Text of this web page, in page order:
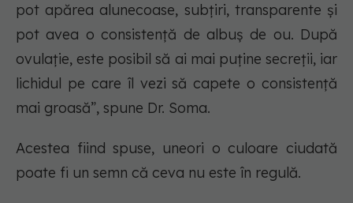
pot apărea alunecoase, subțiri, transparente și
pot avea o consistență de albuș de ou. După
ovulație, este posibil să ai mai puține secreții, iar
lichidul pe care îl vezi să capete o consistență
mai groasă”, spune Dr. Soma.
Acestea fiind spuse, uneori o culoare ciudată
poate fi un semn că ceva nu este în regulă.